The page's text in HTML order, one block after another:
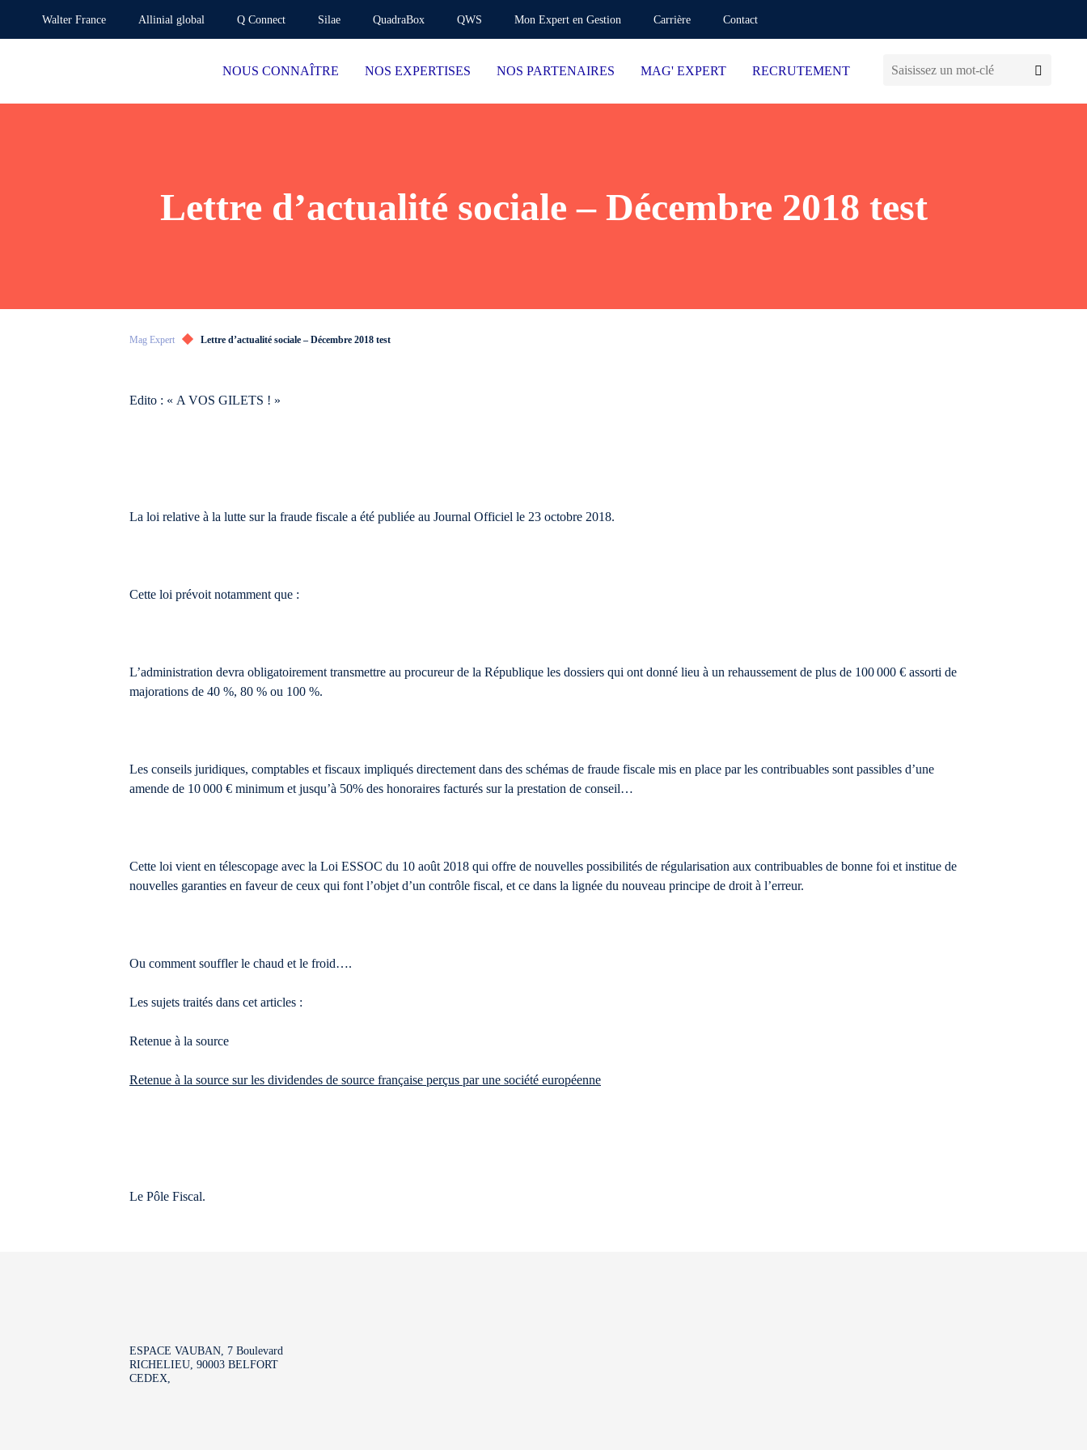
Walter France Allinial global Q Connect Silae QuadraBox QWS Mon Expert en Gestion Carrière Contact
NOUS CONNAÎTRE NOS EXPERTISES NOS PARTENAIRES MAG' EXPERT RECRUTEMENT
Lettre d’actualité sociale – Décembre 2018 test
Mag Expert Lettre d’actualité sociale – Décembre 2018 test
Edito : « A VOS GILETS ! »
La loi relative à la lutte sur la fraude fiscale a été publiée au Journal Officiel le 23 octobre 2018.
Cette loi prévoit notamment que :
L’administration devra obligatoirement transmettre au procureur de la République les dossiers qui ont donné lieu à un rehaussement de plus de 100 000 € assorti de
majorations de 40 %, 80 % ou 100 %.
Les conseils juridiques, comptables et fiscaux impliqués directement dans des schémas de fraude fiscale mis en place par les contribuables sont passibles d’une
amende de 10 000 € minimum et jusqu’à 50% des honoraires facturés sur la prestation de conseil…
Cette loi vient en télescopage avec la Loi ESSOC du 10 août 2018 qui offre de nouvelles possibilités de régularisation aux contribuables de bonne foi et institue de
nouvelles garanties en faveur de ceux qui font l’objet d’un contrôle fiscal, et ce dans la lignée du nouveau principe de droit à l’erreur.
Ou comment souffler le chaud et le froid….
Les sujets traités dans cet articles :
Retenue à la source
Retenue à la source sur les dividendes de source française perçus par une société européenne
Le Pôle Fiscal.
ESPACE VAUBAN, 7 Boulevard
RICHELIEU, 90003 BELFORT
CEDEX,